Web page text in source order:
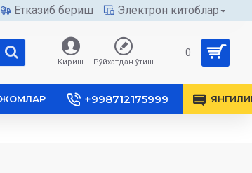
Етказиб бериш Электрон китоблар
Кириш Рўйхатдан ўтиш
0
+998712175999